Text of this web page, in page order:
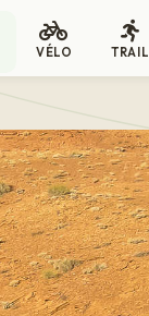
VÉLO TRAIL